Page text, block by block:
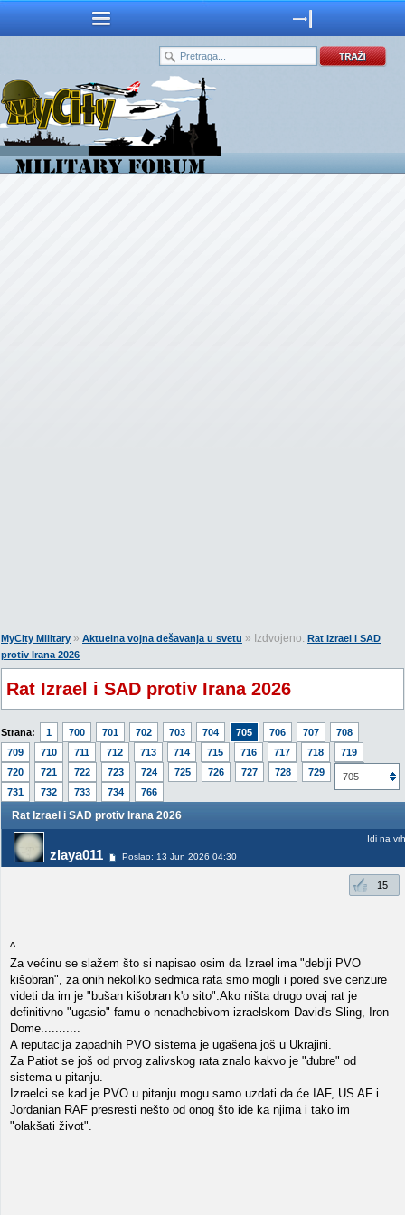
MyCity Military » Aktuelna vojna dešavanja u svetu » Izdvojeno: Rat Izrael i SAD
protiv Irana 2026
Rat Izrael i SAD protiv Irana 2026
Strana: 1 700 701 702 703 704 705 706 707
708
709
710 711 712 713 714 715 716 717 718
719
720
721 722 723 724 725 726 727 728 729
730
731
732 733 734 766
705
Rat Izrael i SAD protiv Irana 2026
zlaya011 Poslao: 13 Jun 2026 04:30
Idi na vrh
15
^
Za većinu se slažem što si napisao osim da Izrael ima "deblji PVO
kišobran", za onih nekoliko sedmica rata smo mogli i pored sve cenzure
videti da im je "bušan kišobran k'o sito".Ako ništa drugo ovaj rat je
definitivno "ugasio" famu o nenadhebivom izraelskom David's Sling, Iron
Dome...........
A reputacija zapadnih PVO sistema je ugašena još u Ukrajini.
Za Patiot se još od prvog zalivskog rata znalo kakvo je "đubre" od
sistema u pitanju.
Izraelci se kad je PVO u pitanju mogu samo uzdati da će IAF, US AF i
Jordanian RAF presresti nešto od onog što ide ka njima i tako im
"olakšati život".